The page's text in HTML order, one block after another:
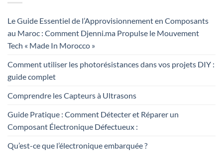
Le Guide Essentiel de l’Approvisionnement en Composants
au Maroc : Comment Djenni.ma Propulse le Mouvement
Tech « Made In Morocco »
Comment utiliser les photorésistances dans vos projets DIY :
guide complet
Comprendre les Capteurs à Ultrasons
Guide Pratique : Comment Détecter et Réparer un
Composant Électronique Défectueux :
Qu’est-ce que l’électronique embarquée ?